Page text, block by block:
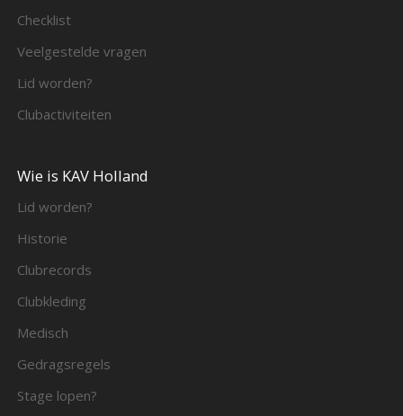
Checklist
Veelgestelde vragen
Lid worden?
Clubactiviteiten
Wie is KAV Holland
Lid worden?
Historie
Clubrecords
Clubkleding
Medisch
Gedragsregels
Stage lopen?